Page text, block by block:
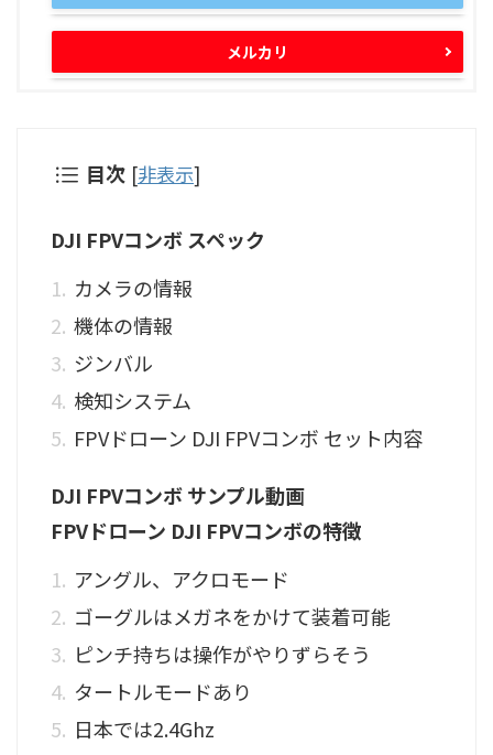
メルカリ
目次 [非表示]
DJI FPVコンボ スペック
カメラの情報
機体の情報
ジンバル
検知システム
FPVドローン DJI FPVコンボ セット内容
DJI FPVコンボ サンプル動画
FPVドローン DJI FPVコンボの特徴
アングル、アクロモード
ゴーグルはメガネをかけて装着可能
ピンチ持ちは操作がやりずらそう
タートルモードあり
日本では2.4Ghz